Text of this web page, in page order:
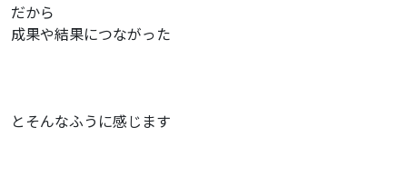
だから
成果や結果につながった
とそんなふうに感じます